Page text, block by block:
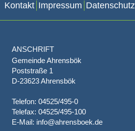
Kontakt Impressum Datenschutz
ANSCHRIFT
Gemeinde Ahrensbök
Poststraße 1
D-23623 Ahrensbök
Telefon: 04525/495-0
Telefax: 04525/495-100
E-Mail: info@ahrensboek.de